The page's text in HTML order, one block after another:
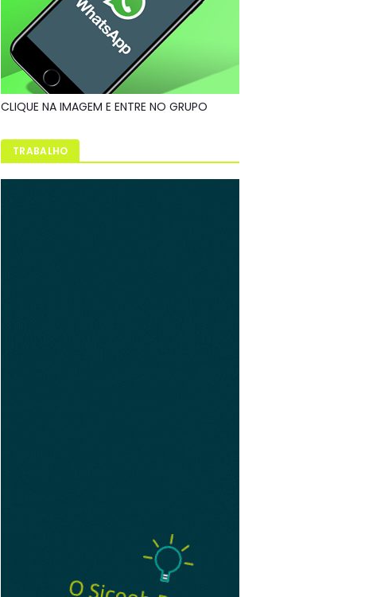
CLIQUE NA IMAGEM E ENTRE NO GRUPO
TRABALHO